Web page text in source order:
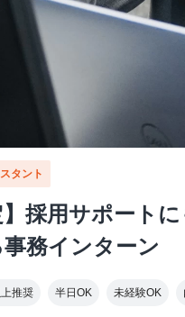
タント
】採用サポート
務インターン
推奨 半日OK 未経験OK